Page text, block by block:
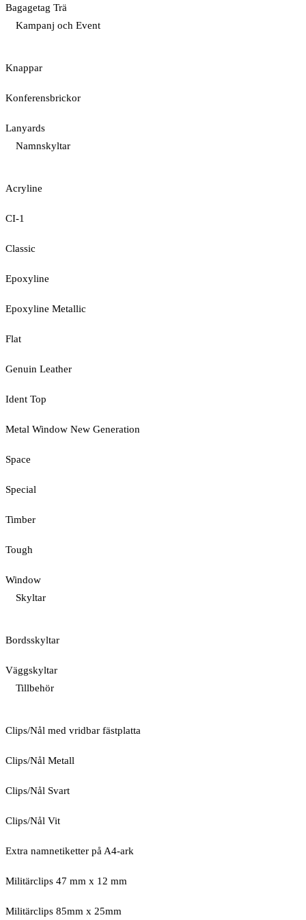
Bagagetag Trä
Kampanj och Event
Knappar
Konferensbrickor
Lanyards
Namnskyltar
Acryline
CI-1
Classic
Epoxyline
Epoxyline Metallic
Flat
Genuin Leather
Ident Top
Metal Window New Generation
Space
Special
Timber
Tough
Window
Skyltar
Bordsskyltar
Väggskyltar
Tillbehör
Clips/Nål med vridbar fästplatta
Clips/Nål Metall
Clips/Nål Svart
Clips/Nål Vit
Extra namnetiketter på A4-ark
Militärclips 47 mm x 12 mm
Militärclips 85mm x 25mm